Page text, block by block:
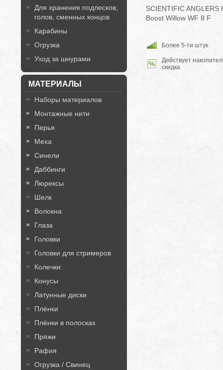
Для хранения подлесков,
голов, сменных концов
Карабины
Огрузка
Уход за шнурами
МАТЕРИАЛЫ
Наборы материалов
Монтажные нити
Перья
Меха
Синели
Даббинги
Люрексы
Шелк
Волокна
Глаза
Головки
Головки для стримеров
Колечки
Конусы
Латунные диски
Плёнки
Плёнки в полосках
Пряжи
Рафия
Огрузка / Свинец
SCIENTIFIC
Boost Willow WF 8 F
Более 5-ти штук
Действует
скидка